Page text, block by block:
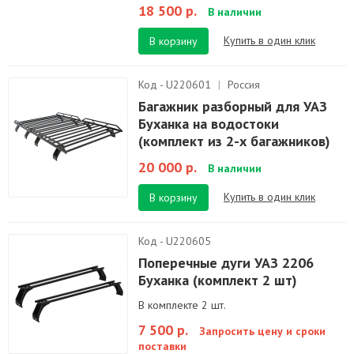
18 500 р. В наличии
В корзину Купить в один клик
Код - U220601 | Россия
Багажник разборный для УАЗ
Буханка на водостоки
(комплект из 2-х багажников)
20 000 р.
В наличии
В корзину Купить в один клик
Код - U220605
Поперечные дуги УАЗ 2206
Буханка (комплект 2 шт)
В комплекте 2 шт.
7 500 р.
Запросить цену и сроки
поставки